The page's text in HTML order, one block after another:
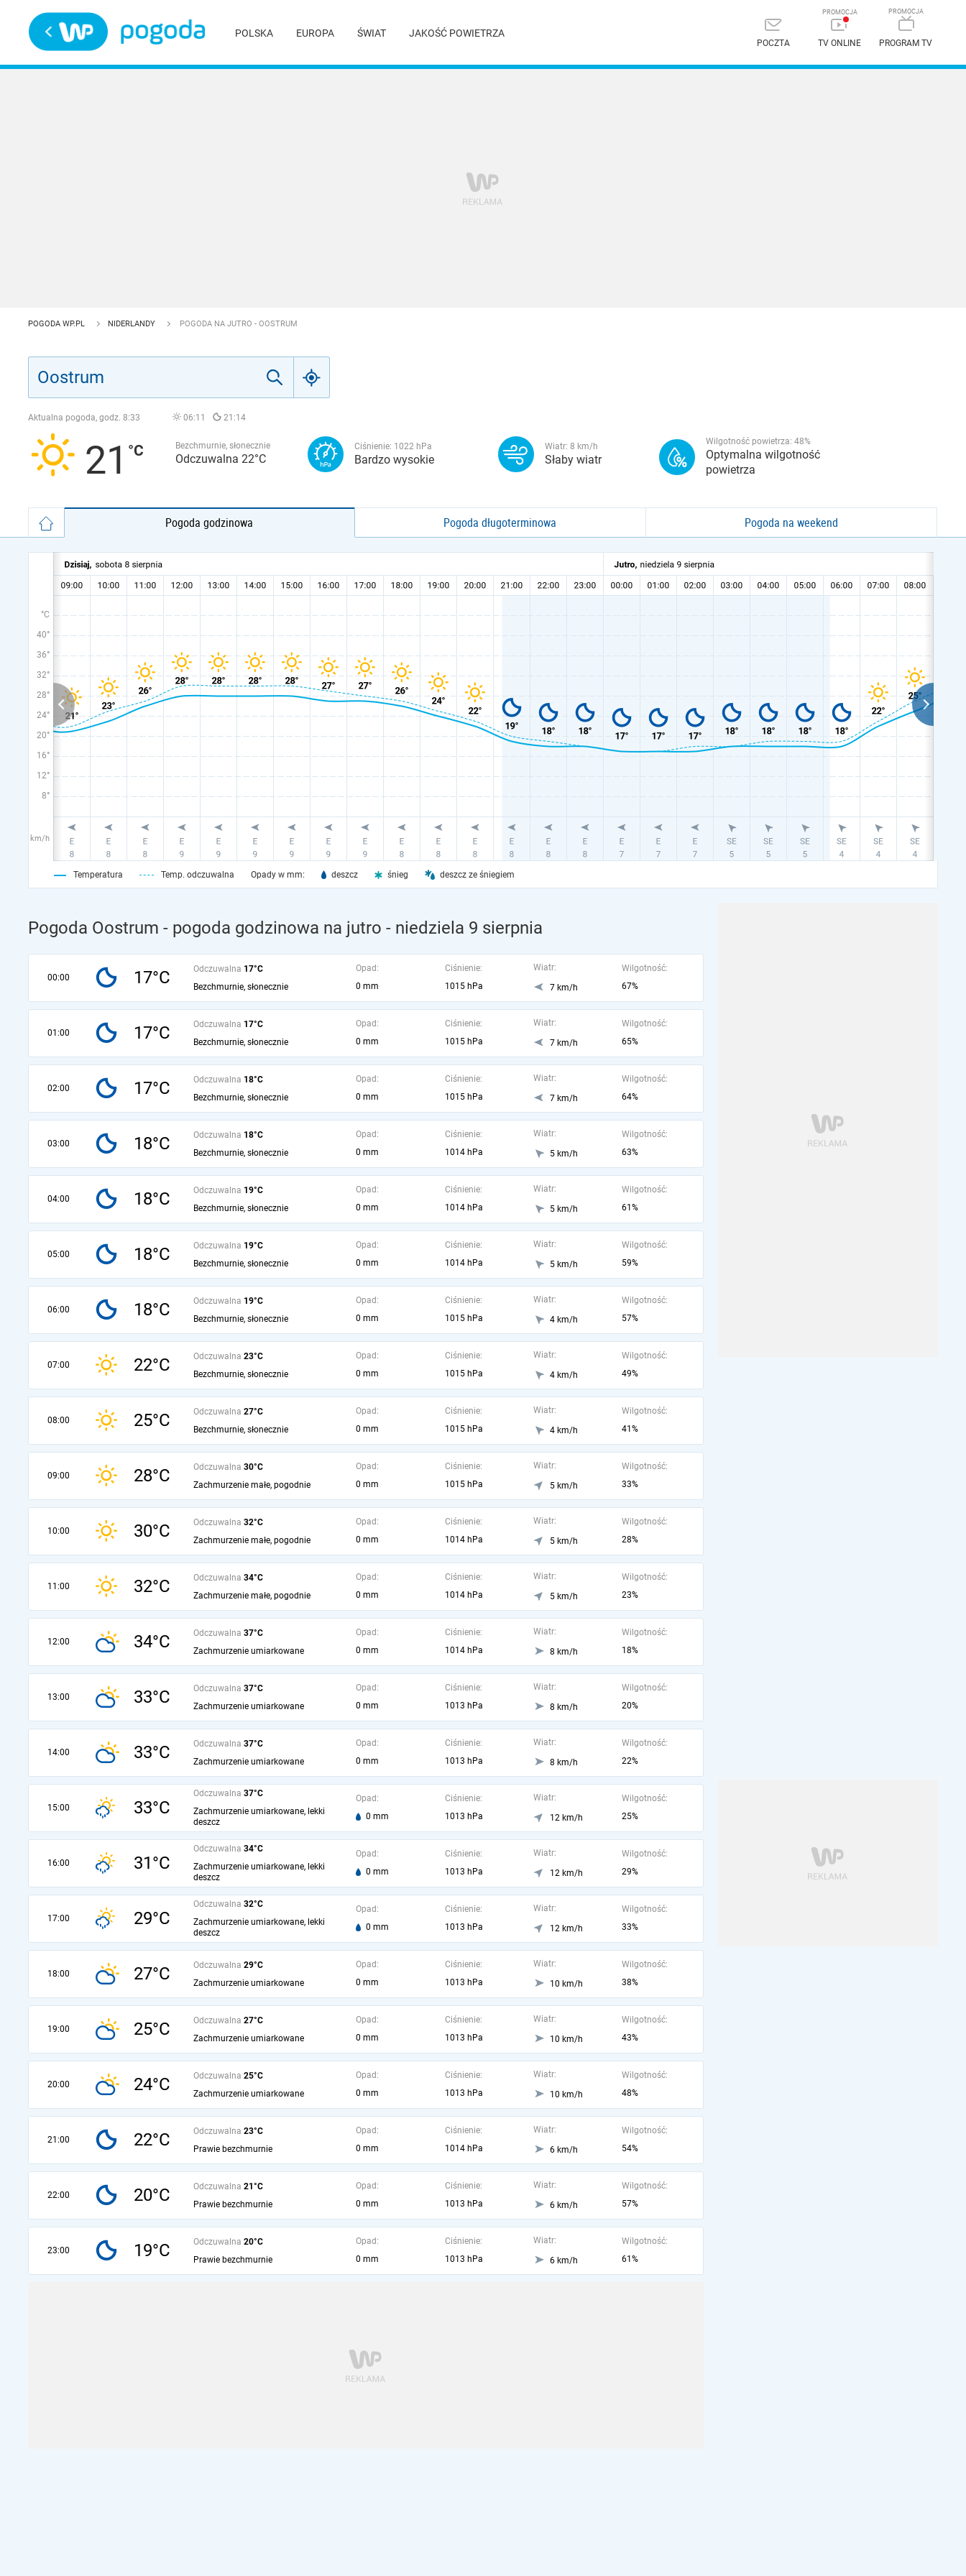
POLSKA EUROPA ŚWIAT JAKOŚĆ POWIETRZA
POCZTA TV ONLINE PROGRAM TV
POGODA WP.PL NIDERLANDY POGODA NA JUTRO - OOSTRUM
Aktualna pogoda, godz. 8:33 06:11 21:14
21 Bezchmurnie, słonecznie
Odczuwalna 22°C
Ciśnienie: 1022 hPa
Bardzo wysokie
Wiatr: 8 km/h
Słaby wiatr
Wilgotność powietrza: 48%
Optymalna wilgotność
powietrza
Pogoda godzinowa Pogoda długoterminowa Pogoda na weekend
°C
40°
36°
32°
28°
24°
20°
16°
12°
8°
km/h
Temperatura Temp. odczuwalna Opady w mm: deszcz śnieg deszcz ze śniegiem
Pogoda Oostrum - pogoda godzinowa na jutro - niedziela 9 sierpnia
00:00 17°C Odczuwalna 17°C
Bezchmurnie, słonecznie
Opad:
0 mm
Ciśnienie:
1015 hPa
Wiatr:
7 km/h
Wilgotność:
67%
01:00 17°C Odczuwalna 17°C
Bezchmurnie, słonecznie
Opad:
0 mm
Ciśnienie:
1015 hPa
Wiatr:
7 km/h
Wilgotność:
65%
02:00 17°C Odczuwalna 18°C
Bezchmurnie, słonecznie
Opad:
0 mm
Ciśnienie:
1015 hPa
Wiatr:
7 km/h
Wilgotność:
64%
03:00 18°C Odczuwalna 18°C
Bezchmurnie, słonecznie
Opad:
0 mm
Ciśnienie:
1014 hPa
Wiatr:
5 km/h
Wilgotność:
63%
04:00 18°C Odczuwalna 19°C
Bezchmurnie, słonecznie
Opad:
0 mm
Ciśnienie:
1014 hPa
Wiatr:
5 km/h
Wilgotność:
61%
05:00 18°C Odczuwalna 19°C
Bezchmurnie, słonecznie
Opad:
0 mm
Ciśnienie:
1014 hPa
Wiatr:
5 km/h
Wilgotność:
59%
06:00 18°C Odczuwalna 19°C
Bezchmurnie, słonecznie
Opad:
0 mm
Ciśnienie:
1015 hPa
Wiatr:
4 km/h
Wilgotność:
57%
07:00 22°C Odczuwalna 23°C
Bezchmurnie, słonecznie
Opad:
0 mm
Ciśnienie:
1015 hPa
Wiatr:
4 km/h
Wilgotność:
49%
08:00 25°C Odczuwalna 27°C
Bezchmurnie, słonecznie
Opad:
0 mm
Ciśnienie:
1015 hPa
Wiatr:
4 km/h
Wilgotność:
41%
09:00 28°C Odczuwalna 30°C
Zachmurzenie małe, pogodnie
Opad:
0 mm
Ciśnienie:
1015 hPa
Wiatr:
5 km/h
Wilgotność:
33%
10:00 30°C Odczuwalna 32°C
Zachmurzenie małe, pogodnie
Opad:
0 mm
Ciśnienie:
1014 hPa
Wiatr:
5 km/h
Wilgotność:
28%
11:00 32°C Odczuwalna 34°C
Zachmurzenie małe, pogodnie
Opad:
0 mm
Ciśnienie:
1014 hPa
Wiatr:
5 km/h
Wilgotność:
23%
12:00 34°C Odczuwalna 37°C
Zachmurzenie umiarkowane
Opad:
0 mm
Ciśnienie:
1014 hPa
Wiatr:
8 km/h
Wilgotność:
18%
13:00 33°C Odczuwalna 37°C
Zachmurzenie umiarkowane
Opad:
0 mm
Ciśnienie:
1013 hPa
Wiatr:
8 km/h
Wilgotność:
20%
14:00 33°C Odczuwalna 37°C
Zachmurzenie umiarkowane
Opad:
0 mm
Ciśnienie:
1013 hPa
Wiatr:
8 km/h
Wilgotność:
22%
15:00 33°C
Odczuwalna 37°C
Zachmurzenie umiarkowane, lekki
deszcz
Opad:
0 mm
Ciśnienie:
1013 hPa
Wiatr:
12 km/h
Wilgotność:
25%
16:00 31°C
Odczuwalna 34°C
Zachmurzenie umiarkowane, lekki
deszcz
Opad:
0 mm
Ciśnienie:
1013 hPa
Wiatr:
12 km/h
Wilgotność:
29%
17:00 29°C
Odczuwalna 32°C
Zachmurzenie umiarkowane, lekki
deszcz
Opad:
0 mm
Ciśnienie:
1013 hPa
Wiatr:
12 km/h
Wilgotność:
33%
18:00 27°C Odczuwalna 29°C
Zachmurzenie umiarkowane
Opad:
0 mm
Ciśnienie:
1013 hPa
Wiatr:
10 km/h
Wilgotność:
38%
19:00 25°C Odczuwalna 27°C
Zachmurzenie umiarkowane
Opad:
0 mm
Ciśnienie:
1013 hPa
Wiatr:
10 km/h
Wilgotność:
43%
20:00 24°C Odczuwalna 25°C
Zachmurzenie umiarkowane
Opad:
0 mm
Ciśnienie:
1013 hPa
Wiatr:
10 km/h
Wilgotność:
48%
21:00 22°C Odczuwalna 23°C
Prawie bezchmurnie
Opad:
0 mm
Ciśnienie:
1014 hPa
Wiatr:
6 km/h
Wilgotność:
54%
22:00 20°C Odczuwalna 21°C
Prawie bezchmurnie
Opad:
0 mm
Ciśnienie:
1013 hPa
Wiatr:
6 km/h
Wilgotność:
57%
23:00 19°C Odczuwalna 20°C
Prawie bezchmurnie
Opad:
0 mm
Ciśnienie:
1013 hPa
Wiatr:
6 km/h
Wilgotność:
61%